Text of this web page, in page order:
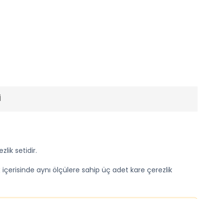
setidir.
aynı ölçülere sahip üç adet kare çerezlik